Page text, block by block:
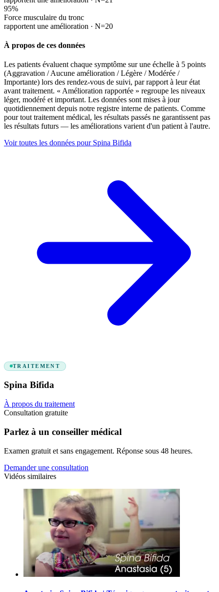
95%
Force musculaire du tronc
rapportent une amélioration · N=20
À propos de ces données
Les patients évaluent chaque symptôme sur une échelle à 5 points
(Aggravation / Aucune amélioration / Légère / Modérée /
Importante) lors des rendez-vous de suivi, par rapport à leur état
avant traitement. « Amélioration rapportée » regroupe les niveaux
léger, modéré et important. Les données sont mises à jour
quotidiennement depuis notre registre interne de patients. Comme
pour tout traitement médical, les résultats passés ne garantissent pas
les résultats futurs — les améliorations varient d'un patient à l'autre.
Voir toutes les données pour Spina Bifida
TRAITEMENT
Spina Bifida
À propos du traitement
Consultation gratuite
Parlez à un conseiller médical
Examen gratuit et sans engagement. Réponse sous 48 heures.
Demander une consultation
Vidéos similaires